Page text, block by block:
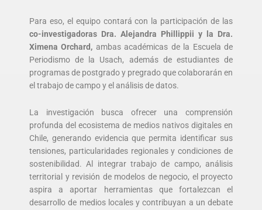
Para eso, el equipo contará con la participación de las
co-investigadoras Dra. Alejandra Phillippii y la Dra.
Ximena Orchard, ambas académicas de la Escuela de
Periodismo de la Usach, además de estudiantes de
programas de postgrado y pregrado que colaborarán en
el trabajo de campo y el análisis de datos.
La investigación busca ofrecer una comprensión
profunda del ecosistema de medios nativos digitales en
Chile, generando evidencia que permita identificar sus
tensiones, particularidades regionales y condiciones de
sostenibilidad. Al integrar trabajo de campo, análisis
territorial y revisión de modelos de negocio, el proyecto
aspira a aportar herramientas que fortalezcan el
desarrollo de medios locales y contribuyan a un debate